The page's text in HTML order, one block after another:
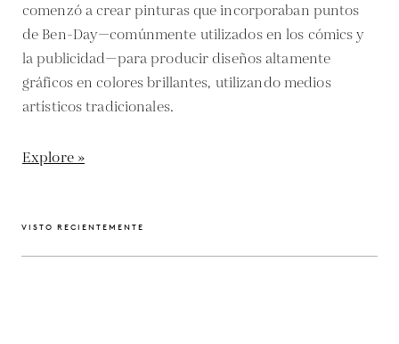
comenzó a crear pinturas que incorporaban puntos
de Ben-Day—comúnmente utilizados en los cómics y
la publicidad—para producir diseños altamente
gráficos en colores brillantes, utilizando medios
artísticos tradicionales.
Explore »
VISTO RECIENTEMENTE